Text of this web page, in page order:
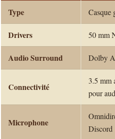
Type
Casque
Drivers 50 mm
Audio Surround Dolby
Connectivité
3.5 mm
pour
Microphone
Discord